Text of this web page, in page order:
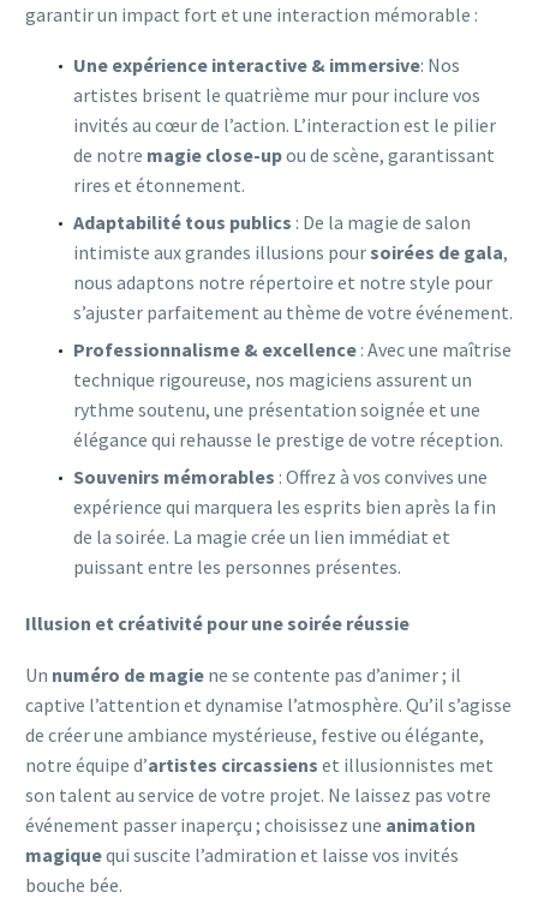
garantir un impact fort et une interaction mémorable :
Une expérience interactive & immersive: Nos
artistes brisent le quatrième mur pour inclure vos
invités au cœur de l’action. L’interaction est le pilier
de notre magie close-upou de scène, garantissant
rires et étonnement.
Adaptabilité tous publics : De la magie de salon
intimiste aux grandes illusions poursoirées de gala,
nous adaptons notre répertoire et notre style pour
s’ajuster parfaitement au thème de votre événement.
Professionnalisme & excellence : Avec une maîtrise
technique rigoureuse, nos magiciens assurent un
rythme soutenu, une présentation soignée et une
élégance qui rehausse le prestige de votre réception.
Souvenirs mémorables : Offrez à vos convives une
expérience qui marquera les esprits bien après la fin
de la soirée. La magie crée un lien immédiat et
puissant entre les personnes présentes.
Illusion et créativité pour une soirée réussie
Un numéro de magie ne se contente pas d’animer ; il
captive l’attention et dynamise l’atmosphère. Qu’il s’agisse
de créer une ambiance mystérieuse, festive ou élégante,
notre équipe d’artistes circassiens et illusionnistes met
son talent au service de votre projet. Ne laissez pas votre
événement passer inaperçu ; choisissez une animation
magiquequi suscite l’admiration et laisse vos invités
bouche bée.